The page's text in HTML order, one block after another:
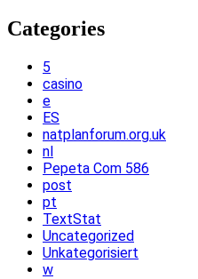
Categories
5
casino
e
ES
natplanforum.org.uk
nl
Pepeta Com 586
post
pt
TextStat
Uncategorized
Unkategorisiert
w